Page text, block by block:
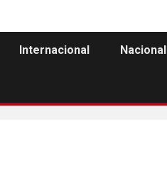
Internacional Nacional